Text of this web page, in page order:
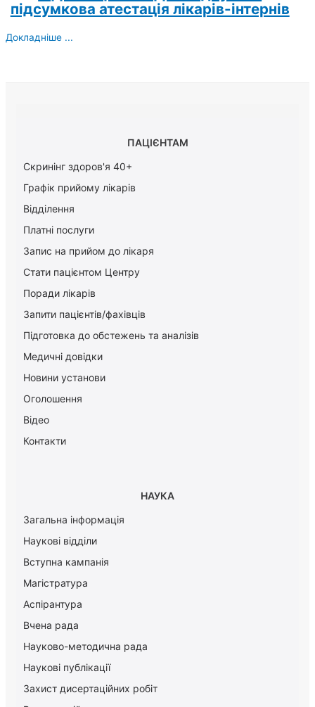
підсумкова атестація лікарів-інтернів
Докладніше ...
ПАЦІЄНТАМ
Скринінг здоров'я 40+
Графік прийому лікарів
Відділення
Платні послуги
Запис на прийом до лікаря
Стати пацієнтом Центру
Поради лікарів
Запити пацієнтів/фахівців
Підготовка до обстежень та аналізів
Медичні довідки
Новини установи
Оголошення
Відео
Контакти
НАУКА
Загальна інформація
Наукові відділи
Вступна кампанія
Магістратура
Аспірантура
Вчена рада
Науково-методична рада
Наукові публікації
Захист дисертаційних робіт